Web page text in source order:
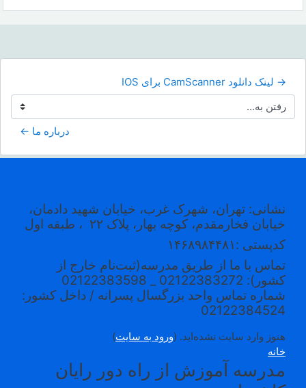
→ لینک دانلود CamScanner برای IOS
رفتن به...
درباره ما ←
نشانی: تهران، شهرک غرب، خیابان شهید دادمان،
خیابان فخارمقدم، کوچه بهار، پلاک ۲۲
، طبقه اول
کدپستی :۱۴۶۸۹۸۴۴۸۱
تماس با ما از طریق مدرسه(ثبت‌نام خارج از
کشور): 02122383272 _ 02122383598
شماره تماس واحد بزرگسال پسرانه / داخل کشور:
02122384524
هنوز وارد سایت نشده‌اید. (ورود به سایت)
خانه
مدرسه آموزش از راه دور رایان